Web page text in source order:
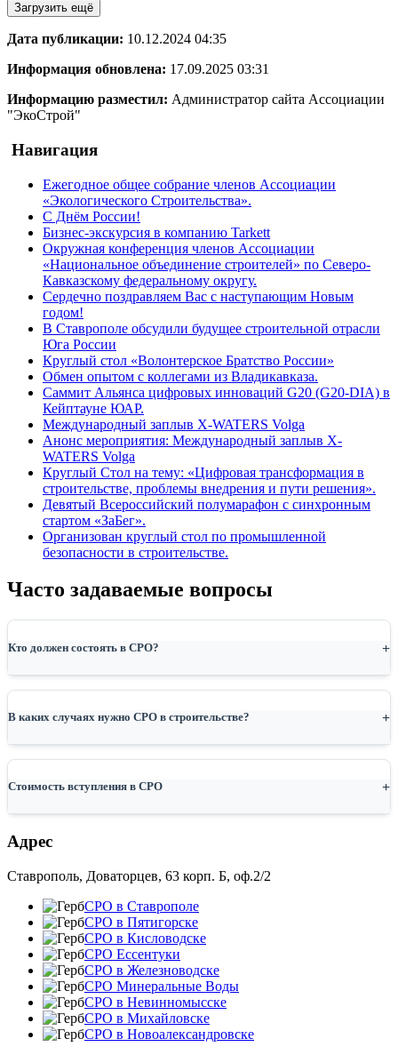
Загрузить ещё
Дата публикации: 10.12.2024 04:35
Информация обновлена: 17.09.2025 03:31
Информацию разместил: Администратор сайта Ассоциации
"ЭкоСтрой"
Навигация
Ежегодное общее собрание членов Ассоциации
«Экологического Строительства».
С Днём России!
Бизнес-экскурсия в компанию Tarkett
Окружная конференция членов Ассоциации
«Национальное объединение строителей» по Северо-
Кавказскому федеральному округу.
Сердечно поздравляем Вас с наступающим Новым
годом!
В Ставрополе обсудили будущее строительной отрасли
Юга России
Круглый стол «Волонтерское Братство России»
Обмен опытом с коллегами из Владикавказа.
Саммит Альянса цифровых инноваций G20 (G20-DIA) в
Кейптауне ЮАР.
Международный заплыв X-WATERS Volga
Анонс мероприятия: Международный заплыв X-
WATERS Volga
Круглый Стол на тему: «Цифровая трансформация в
строительстве, проблемы внедрения и пути решения».
Девятый Всероссийский полумарафон с синхронным
стартом «ЗаБег».
Организован круглый стол по промышленной
безопасности в строительстве.
Часто задаваемые вопросы
Кто должен состоять в СРО?
В каких случаях нужно СРО в строительстве?
Стоимость вступления в СРО
Адрес
Ставрополь, Доваторцев, 63 корп. Б, оф.2/2
СРО в Ставрополе
СРО в Пятигорске
СРО в Кисловодске
СРО Ессентуки
СРО в Железноводске
СРО Минеральные Воды
СРО в Невинномысске
СРО в Михайловске
СРО в Новоалександровске